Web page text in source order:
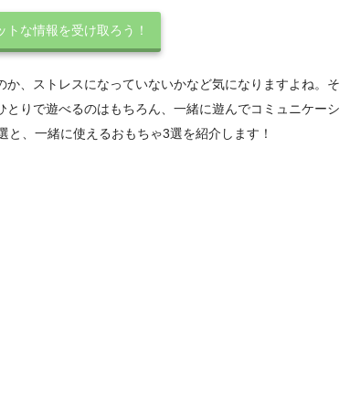
トな情報を受け取ろう！
、ストレスになっていないかなど気になりますよね。そ
りで遊べるのはもちろん、一緒に遊んでコミュニケーシ
、一緒に使えるおもちゃ3選を紹介します！